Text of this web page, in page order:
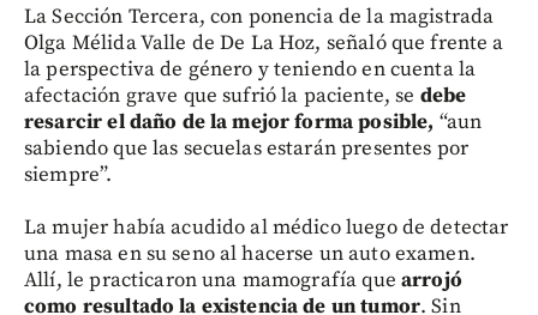
La Sección Tercera, con ponencia de la magistrada
Olga Mélida Valle de De La Hoz, señaló que frente a
la perspectiva de género y teniendo en cuenta la
afectación grave que sufrió la paciente, se debe
resarcir el daño de la mejor forma posible, “aun
sabiendo que las secuelas estarán presentes por
siempre”.
La mujer había acudido al médico luego de detectar
una masa en su seno al hacerse un auto examen.
Allí, le practicaron una mamografía que arrojó
como resultado la existencia de un tumor. Sin